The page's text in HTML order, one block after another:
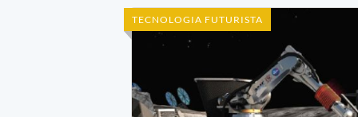
TECNOLOGIA FUTURISTA